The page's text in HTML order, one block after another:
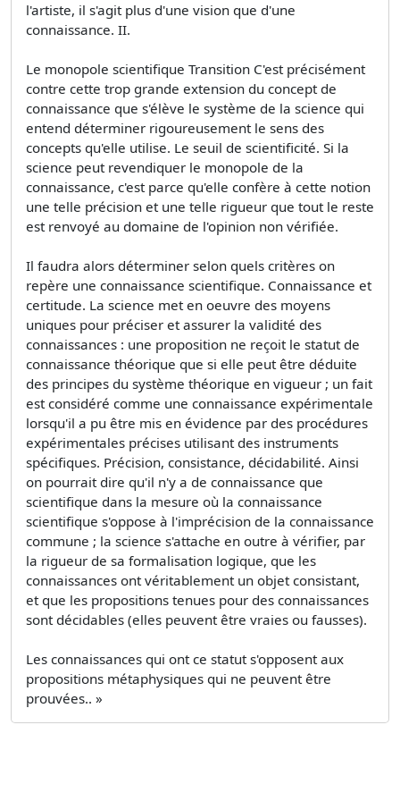
l'artiste, il s'agit plus d'une vision que d'une
connaissance. II.
Le monopole scientifique Transition C'est précisément
contre cette trop grande extension du concept de
connaissance que s'élève le système de la science qui
entend déterminer rigoureusement le sens des
concepts qu'elle utilise. Le seuil de scientificité. Si la
science peut revendiquer le monopole de la
connaissance, c'est parce qu'elle confère à cette notion
une telle précision et une telle rigueur que tout le reste
est renvoyé au domaine de l'opinion non vérifiée.
Il faudra alors déterminer selon quels critères on
repère une connaissance scientifique. Connaissance et
certitude. La science met en oeuvre des moyens
uniques pour préciser et assurer la validité des
connaissances : une proposition ne reçoit le statut de
connaissance théorique que si elle peut être déduite
des principes du système théorique en vigueur ; un fait
est considéré comme une connaissance expérimentale
lorsqu'il a pu être mis en évidence par des procédures
expérimentales précises utilisant des instruments
spécifiques. Précision, consistance, décidabilité. Ainsi
on pourrait dire qu'il n'y a de connaissance que
scientifique dans la mesure où la connaissance
scientifique s'oppose à l'imprécision de la connaissance
commune ; la science s'attache en outre à vérifier, par
la rigueur de sa formalisation logique, que les
connaissances ont véritablement un objet consistant,
et que les propositions tenues pour des connaissances
sont décidables (elles peuvent être vraies ou fausses).
Les connaissances qui ont ce statut s'opposent aux
propositions métaphysiques qui ne peuvent être
prouvées.. »